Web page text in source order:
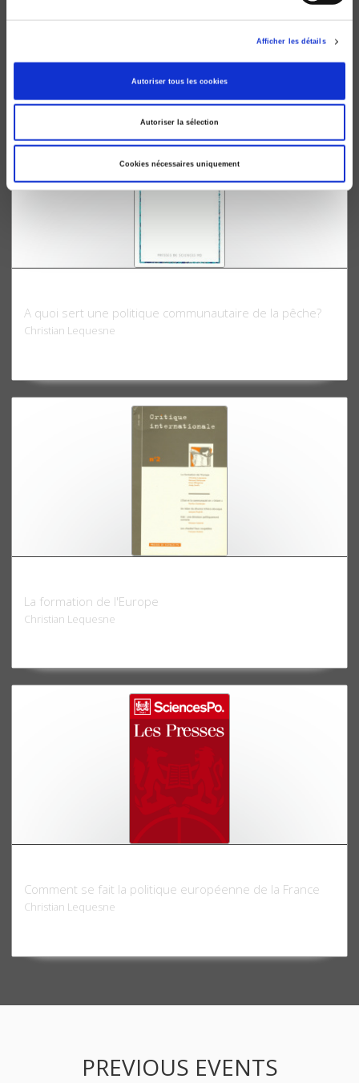
Afficher les détails
Autoriser tous les cookies
Autoriser la sélection
Cookies nécessaires uniquement
Entre émergence institutionnelle et recomposition de
Christian Lequesne, Yves Surel
A quoi sert une politique communautaire de la pêche?
Christian Lequesne
La formation de l'Europe
Christian Lequesne
Comment se fait la politique européenne de la France
Christian Lequesne
PREVIOUS EVENTS